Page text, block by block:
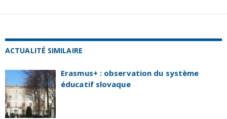
ACTUALITÉ SIMILAIRE
Erasmus+ : observation du système
éducatif slovaque